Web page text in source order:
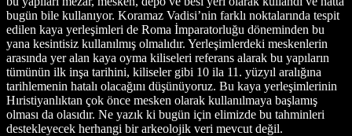
bugün bile kullanıyor. Koramaz Vadisi’nin farklı noktalarında tespit
edilen kaya yerleşimleri de Roma İmparatorluğu döneminden bu
yana kesintisiz kullanılmış olmalıdır. Yerleşimlerdeki meskenlerin
arasında yer alan kaya oyma kiliseleri referans alarak bu yapıların
tümünün ilk inşa tarihini, kiliseler gibi 10 ila 11. yüzyıl aralığına
tarihlemenin hatalı olacağını düşünüyoruz. Bu kaya yerleşimlerinin
Hıristiyanlıktan çok önce mesken olarak kullanılmaya başlamış
olması da olasıdır. Ne yazık ki bugün için elimizde bu tahminleri
destekleyecek herhangi bir arkeolojik veri mevcut değil.